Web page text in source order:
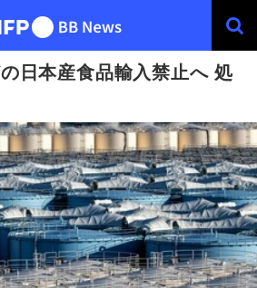
日本産食品輸入禁止へ 処